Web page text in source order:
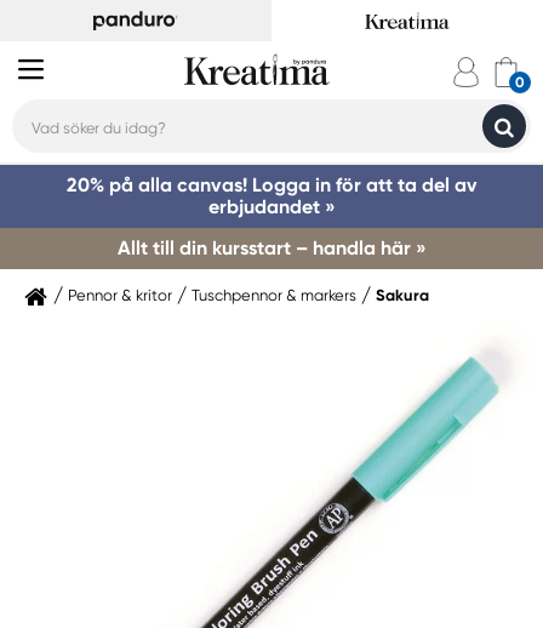
20% på alla canvas! Logga in för att ta del av
erbjudandet »
Allt till din kursstart – handla här »
Pennor & kritor Tuschpennor & markers Sakura